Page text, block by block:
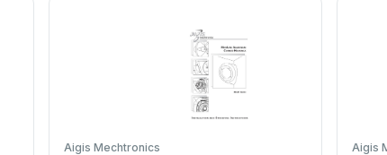
Aigis Mechtronics Aigis